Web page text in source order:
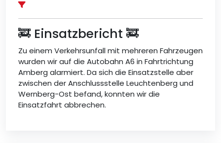
🚒 Einsatzbericht 🚒
Zu einem Verkehrsunfall mit mehreren Fahrzeugen
wurden wir auf die Autobahn A6 in Fahrtrichtung
Amberg alarmiert. Da sich die Einsatzstelle aber
zwischen der Anschlussstelle Leuchtenberg und
Wernberg-Ost befand, konnten wir die
Einsatzfahrt abbrechen.